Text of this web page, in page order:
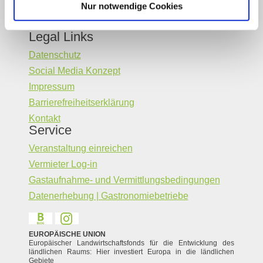
Nur notwendige Cookies
Legal Links
Datenschutz
Social Media Konzept
Impressum
Barrierefreiheitserklärung
Kontakt
Service
Veranstaltung einreichen
Vermieter Log-in
Gastaufnahme- und Vermittlungsbedingungen
Datenerhebung | Gastronomiebetriebe
EUROPÄISCHE UNION
Europäischer Landwirtschaftsfonds für die Entwicklung des
ländlichen Raums: Hier investiert Europa in die ländlichen
Gebiete